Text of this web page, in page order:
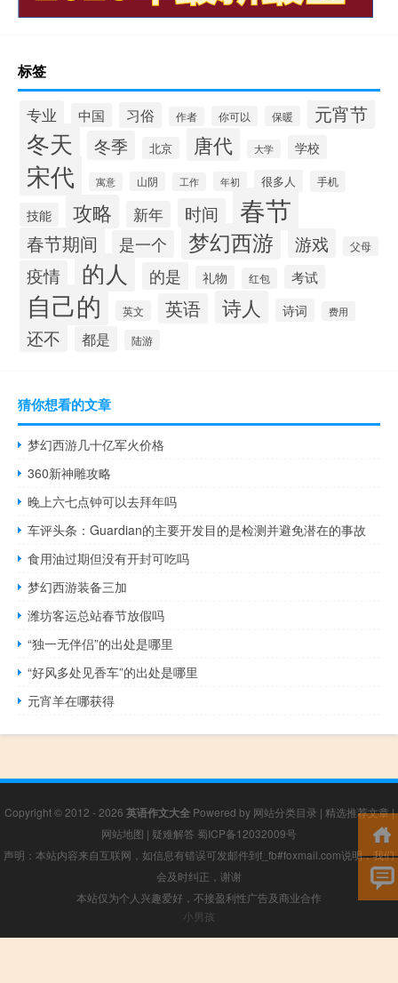
标签
专业 中国 习俗 作者 你可以 保暖 元宵节
冬天 冬季 北京 唐代 大学 学校
宋代 寓意 山阴 工作 年初 很多人 手机
技能 攻略 新年 时间 春节
春节期间 是一个 梦幻西游 游戏 父母
疫情 的人 的是 礼物 红包 考试
自己的 英文 英语 诗人 诗词 费用
还不 都是 陆游
猜你想看的文章
梦幻西游几十亿军火价格
360新神雕攻略
晚上六七点钟可以去拜年吗
车评头条：Guardian的主要开发目的是检测并避免潜在的事故
食用油过期但没有开封可吃吗
梦幻西游装备三加
潍坊客运总站春节放假吗
“独一无伴侣”的出处是哪里
“好风多处见香车”的出处是哪里
元宵羊在哪获得
Copyright © 2012 - 2026 英语作文大全Powered by 网站分类目录 | 精选推荐文章|
网站地图 | 疑难解答 蜀ICP备12032009号
声明：本站内容来自互联网，如信息有错误可发邮件到f_fb#foxmail.com说明，我们
会及时纠正，谢谢
本站仅为个人兴趣爱好，不接盈利性广告及商业合作
小男孩